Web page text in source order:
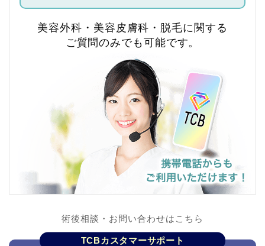
美容外科・美容皮膚科・脱毛に関する
ご質問のみでも可能です。
術後相談・お問い合わせはこちら
TCBカスタマーサポート